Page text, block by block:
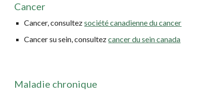
Cancer
Cancer, consultezsociété canadienne du cancer
Cancer su sein, consultezcancer du sein canada
Maladie chronique